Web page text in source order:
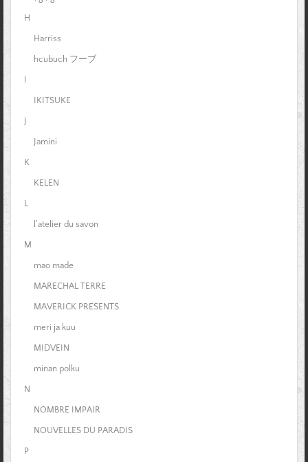
H
Harriss
hcubuch フーブ
I
IKITSUKE
J
Jamini
K
KELEN
L
l'atelier du savon
M
mao made
MARECHAL TERRE
MAVERICK PRESENTS
meri ja kuu
MIDVEIN
minan polku
N
NOMBRE IMPAIR
NOUVELLES DU PARADIS
P